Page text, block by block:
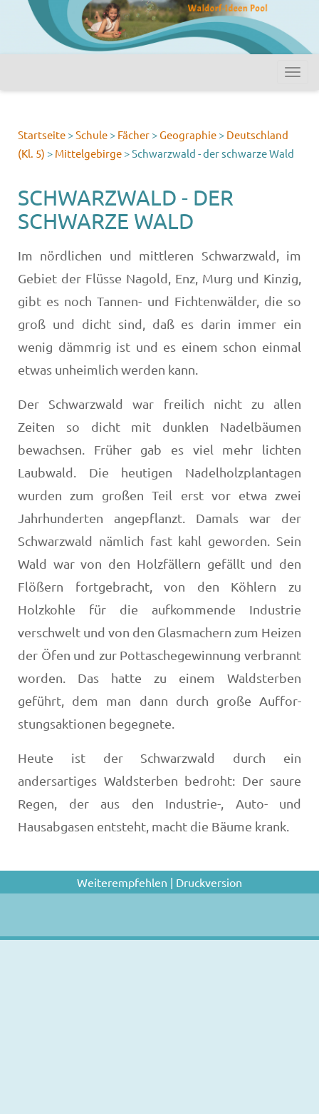
Startseite >Schule > Fächer >Geographie > Deutschland
(Kl. 5) > Mittelgebirge >Schwarzwald - der schwarze Wald
SCHWARZWALD - DER
SCHWARZE WALD
Im nördlichen und mittleren Schwarzwald, im
Gebiet der Flüsse Nagold, Enz, Murg und Kinzig,
gibt es noch Tan­nen- und Fichtenwälder, die so
groß und dicht sind, daß es darin immer ein
wenig dämmrig ist und es einem schon ein­mal
etwas unheimlich werden kann.
Der Schwarzwald war freilich nicht zu allen
Zeiten so dicht mit dunklen Nadelbäumen
bewachsen. Früher gab es viel mehr lichten
Laubwald. Die heutigen Nadelholzplan­tagen
wurden zum großen Teil erst vor etwa zwei
Jahrhun­derten angepflanzt. Damals war der
Schwarzwald nämlich fast kahl geworden. Sein
Wald war von den Holzfällern ge­fällt und den
Flößern fortgebracht, von den Köhlern zu
Holzkohle für die aufkommende Industrie
verschwelt und von den Glasmachern zum Heizen
der Öfen und zur Pott­aschegewinnung verbrannt
worden. Das hatte zu einem Waldsterben
geführt, dem man dann durch große Auffor­
stungsaktionen begegnete.
Heute ist der Schwarzwald durch ein
andersartiges Wald­sterben bedroht: Der saure
Regen, der aus den Industrie-, Auto- und
Hausabgasen entsteht, macht die Bäume krank.
Weiterempfehlen | Druckversion